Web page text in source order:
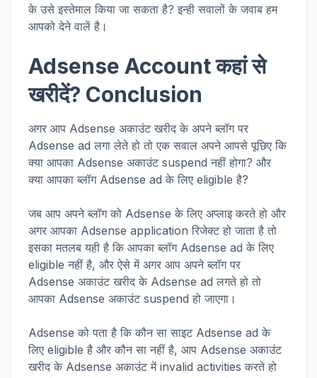
के उसे इस्तेमाल किया जा सकता है? इन्ही सवालों के जवाब हम
आपको देने वालें है।
Adsense Account कहां से
खरीदें? Conclusion
अगर आप Adsense अकाउंट खरीद के अपने ब्लॉग पर
Adsense ad लगा लेते हो तो एक सवाल अपने आपसे पूछिए कि
क्या आपका Adsense अकाउंट suspend नहीं होगा? और
क्या आपका ब्लॉग Adsense ad के लिए eligible है?
जब आप अपने ब्लॉग को Adsense के लिए अप्लाइ करते हो और
अगर आपका Adsense application रिजेक्ट हो जाता है तो
इसका मतलब यही है कि आपका ब्लॉग Adsense ad के लिए
eligible नहीं है, और ऐसे में अगर आप अपने ब्लॉग पर
Adsense अकाउंट खरीद के Adsense ad लगते हो तो
आपका Adsense अकाउंट suspend हो जाएगा।
Adsense को पता है कि कौन सा साइट Adsense ad के
लिए eligible है और कौन सा नहीं है, आप Adsense अकाउंट
खरीद के Adsense अकाउंट में invalid activities करते हो